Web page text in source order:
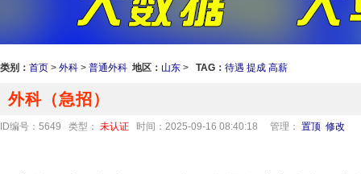
类别： 首页 > 外科 > 普通外科 地区： 山东 > TAG： 待遇 提成 高薪
外科（急招）
ID编号：5649 类型： 未认证 时间：2025-09-16 08:40:18 管理： 置顶 修改